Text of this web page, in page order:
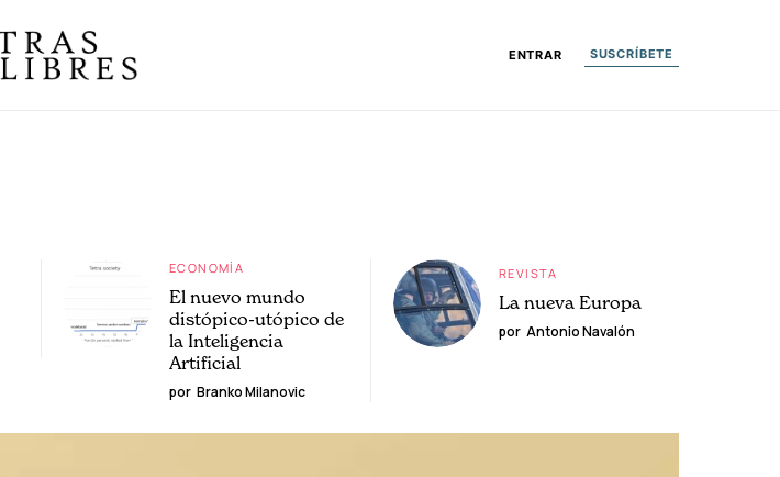
ENTRAR SUSCRÍBETE
ECONOMÍA
El nuevo mundo
distópico-utópico de
la Inteligencia
Artificial
por Branko Milanovic
REVISTA
La nueva Europa
por Antonio Navalón